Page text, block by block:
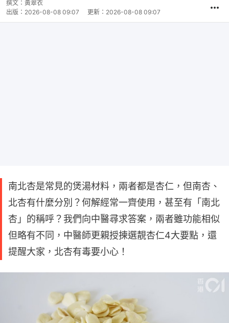
撰文： 黃翠衣
出版： 2026-08-08 09:07 更新： 2026-08-08 09:07
南北杏是常見的煲湯材料，兩者都是杏仁，但南杏、
北杏有什麼分別？何解經常一齊使用，甚至有「南北
杏」的稱呼？我們向中醫尋求答案，兩者雖功能相似
但略有不同，中醫師更親授揀選靚杏仁4大要點，還
提醒大家，北杏有毒要小心！